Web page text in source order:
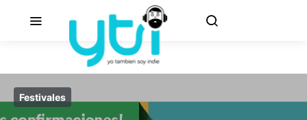
Festivales